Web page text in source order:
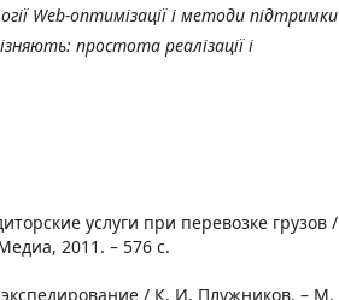
Web-оптимізації і методи підтримки
простота реалізації і
услуги при перевозке грузов /
2011. – 576 с.
/ К. И. Плужников. – М.